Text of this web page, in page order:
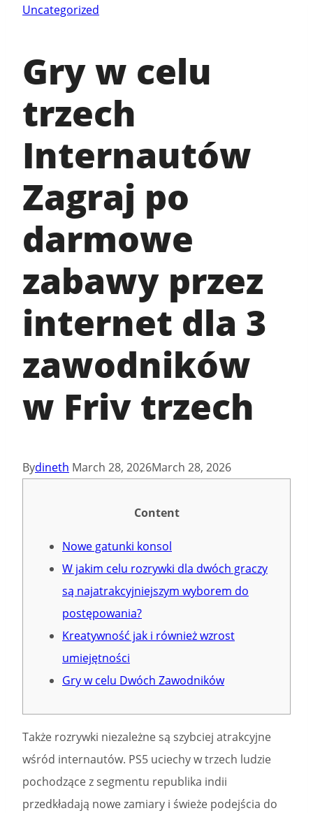
Uncategorized
Gry w celu
trzech
Internautów
Zagraj po
darmowe
zabawy przez
internet dla 3
zawodników
w Friv trzech
Bydineth March 28, 2026March 28, 2026
Content
Nowe gatunki konsol
W jakim celu rozrywki dla dwóch graczy
są najatrakcyjniejszym wyborem do
postępowania?
Kreatywność jak i również wzrost
umiejętności
Gry w celu Dwóch Zawodników
Także rozrywki niezależne są szybciej atrakcyjne
wśród internautów. PS5 uciechy w trzech ludzie
pochodzące z segmentu republika indii
przedkładają nowe zamiary i świeże podejścia do